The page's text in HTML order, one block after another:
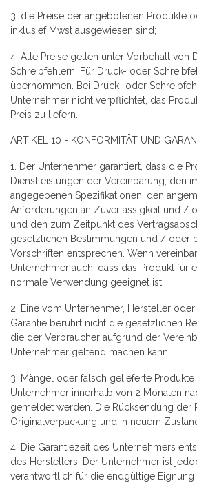
3. die Preise der angebotenen Produkte
inklusief Mwst ausgewiesen sind;
4. Alle Preise gelten unter Vorbehalt von
Schreibfehlern. Für Druck- oder
übernommen. Bei Druck- oder
Unternehmer nicht verpflichtet, das
Preis zu liefern.
ARTIKEL 10 - KONFORMITÄT UND
1. Der Unternehmer garantiert, dass die
Dienstleistungen der Vereinbarung, den
angegebenen Spezifikationen, den
Anforderungen an Zuverlässigkeit und /
und den zum Zeitpunkt des
gesetzlichen Bestimmungen und / oder
Vorschriften entsprechen. Wenn
Unternehmer auch, dass das Produkt für
normale Verwendung geeignet ist.
2. Eine vom Unternehmer, Hersteller
Garantie berührt nicht die gesetzlichen
die der Verbraucher aufgrund der
Unternehmer geltend machen kann.
3. Mängel oder falsch gelieferte
Unternehmer innerhalb von 2 Monaten
gemeldet werden. Die Rücksendung der
Originalverpackung und in neuem
4. Die Garantiezeit des Unternehmers
des Herstellers. Der Unternehmer ist
verantwortlich für die endgültige